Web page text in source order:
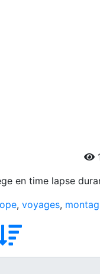
en time lapse
, voyages,